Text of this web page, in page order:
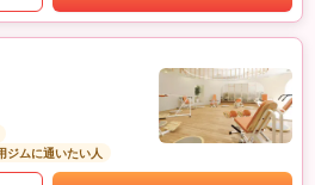
ジムに通いたい人